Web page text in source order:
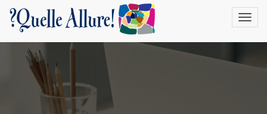
gtag('config', 'UA-22388996-1');